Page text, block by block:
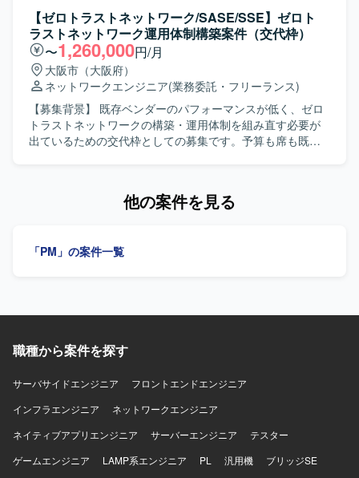
AFF/FASシリーズ 認証・時刻・無線：TS-2220-
33（NTP）、NetAttestD3（DNS/DHCP）、
NetAttestEPS（認証局/証明書）、Catalyst CW9800M（無
線LANコントローラ） サーバ・仮想化：VSAN Ready Node
R670、PowerEdge R470、vSphere ESXi、vSphere
vCenter、VCF Operations、NSX Manager、Security
Services Platform、VCF cloud builder DB・ミドルウェア
等：Oracle Standard Edition、HULFT、Pacemaker、
Postfix、squid OS：Windows Server、Redhat系OS
設計、認証・権限設計、ネットワーク設計および移行設
計、運用設計などを担当していただきます。また、テスト
計画の策定および推進、ユーザ展開支援、障害や問い合わ
せ対応まで一貫してご対応いただきます。設計書は整備済
みのため、基本的には既存設計に沿ってテストからユーザ
展開までを進めていただきます。 【求める人物像】 ネット
ワークだけでなく認証や運用の観点を持ち、ユーザ展開や
問い合わせ対応を含めて柔軟に対応できる方を求めていま
す。ZTNAやSASE領域へのキャッチアップ意欲が高く、関
Zscalerをはじめとしたゼロトラスト関連技術やNWセキュ
とで、上流から下流まで一連のプロセスに携われる点も魅
よびセキュリティ環境です。
【ゼロトラストネットワーク/SASE/SSE】ゼロト
ラストネットワーク運用体制構築案件（交代枠）
〜1,260,000円/月
大阪市（大阪府）
ネットワークエンジニア(業務委託・フリーランス)
【募集背景】 既存ベンダーのパフォーマンスが低く、ゼロ
トラストネットワークの構築・運用体制を組み直す必要が
出ているための交代枠としての募集です。予算も席も既に
IPSec、DNS、DHCP等）およびNWセキュリティ領域
ーションを行いながら、運用設計や手順化、ベンダ管理を
ーに関する知識と運用経験を活かしながら、お客様とコミ
していただける方を求めています。既存体制の課題を理解
方が望ましいです。 【ポジションの魅力】 ゼロトラストネ
て関わることができる案件です。既存ベンダーの交代枠の
ため、予算と席が確保されており意思決定が速い環境でご
参画いただけます。NS側のマネジメント支援も付いてお
り、メンバークラスの方でも支えられる体制の中で経験を
他の案件を見る
「PM」の案件一覧
職種から案件を探す
サーバサイドエンジニア
フロントエンドエンジニア
インフラエンジニア
ネットワークエンジニア
ネイティブアプリエンジニア
サーバーエンジニア
テスター
ゲームエンジニア
LAMP系エンジニア PL 汎用機
ブリッジSE